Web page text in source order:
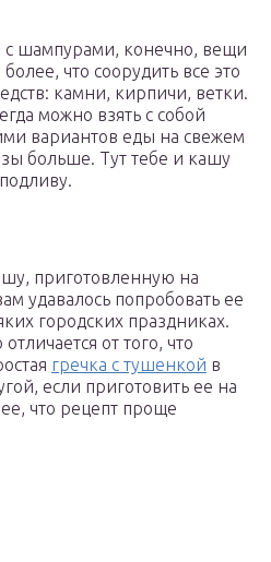
шампурами, конечно, вещи
что соорудить все это
камни, кирпичи, ветки.
можно взять с собой
вариантов еды на свежем
больше. Тут тебе и кашу
приготовленную на
удавалось попробовать ее
городских праздниках.
от того, что
гречка с тушенкой в
если приготовить ее на
что рецепт проще